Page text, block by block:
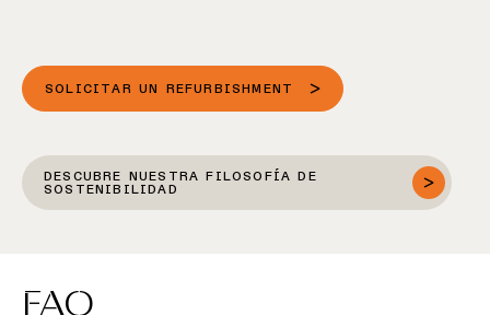
SOLICITAR UN REFURBISHMENT
DESCUBRE NUESTRA FILOSOFÍA DE
SOSTENIBILIDAD
FAQ